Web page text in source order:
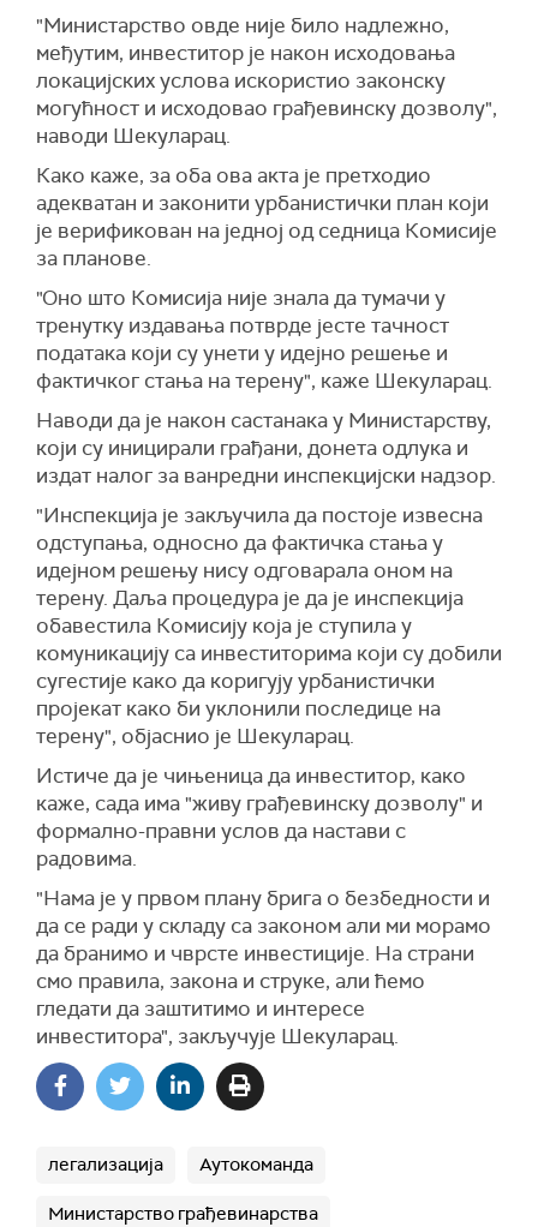
"Министарство овде није било надлежно,
међутим, инвеститор је након исходовања
локацијских услова искористио законску
могућност и исходовао грађевинску дозволу",
наводи Шекуларац.
Како каже, за оба ова акта је претходио
адекватан и законити урбанистички план који
је верификован на једној од седница Комисије
за планове.
"Оно што Комисија није знала да тумачи у
тренутку издавања потврде јесте тачност
података који су унети у идејно решење и
фактичког стања на терену", каже Шекуларац.
Наводи да је након састанака у Министарству,
који су иницирали грађани, донета одлука и
издат налог за ванредни инспекцијски надзор.
"Инспекција је закључила да постоје извесна
одступања, односно да фактичка стања у
идејном решењу нису одговарала оном на
терену. Даља процедура је да је инспекција
обавестила Комисију која је ступила у
комуникацију са инвеститорима који су добили
сугестије како да коригују урбанистички
пројекат како би уклонили последице на
терену", објаснио је Шекуларац.
Истиче да је чињеница да инвеститор, како
каже, сада има "живу грађевинску дозволу" и
формално-правни услов да настави с
радовима.
"Нама је у првом плану брига о безбедности и
да се ради у складу са законом али ми морамо
да бранимо и чврсте инвестиције. На страни
смо правила, закона и струке, али ћемо
гледати да заштитимо и интересе
инвеститора", закључује Шекуларац.
легализација Аутокоманда
Министарство грађевинарства